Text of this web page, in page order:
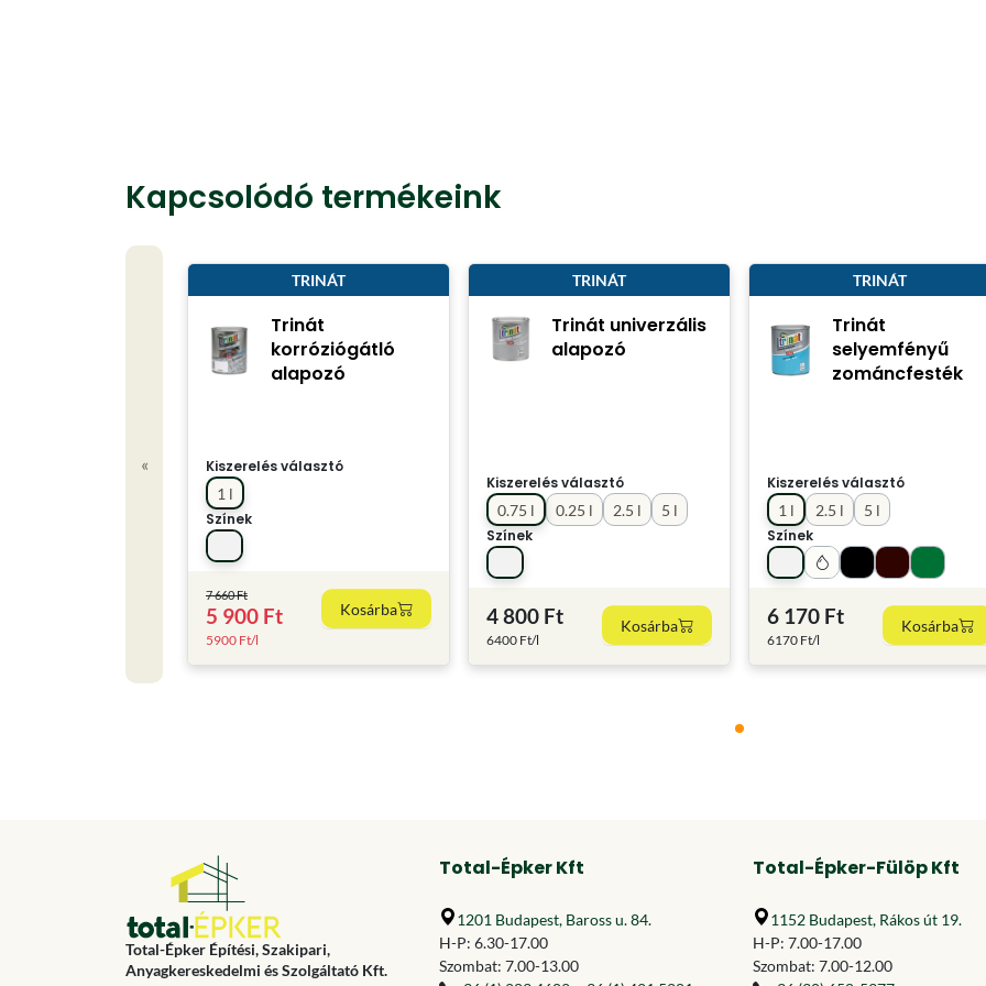
Kapcsolódó termékeink
«
TRINÁT
Trinát
korróziógátló
alapozó
Kiszerelés választó
1 l
Színek
7 660 Ft
5 900 Ft
5900 Ft/l
Kosárba
TRINÁT
Trinát univerzális
alapozó
Kiszerelés választó
0.25 l
0.75 l 2.5 l
5 l
Színek
4 800 Ft
6400 Ft/l
Kosárba
TRINÁT
Trinát
selyemfényű
zománcfesték
Kiszerelés választó
1 l
2.5 l
5 l
Színek
6 170 Ft
6170 Ft/l
Kosárba
Total-Épker Építési, Szakipari,
Anyagkereskedelmi és Szolgáltató Kft.
Total-Épker Kft
1201 Budapest, Baross u. 84.
H-P: 6.30-17.00
Szombat: 7.00-13.00
Total-Épker-Fülöp Kft
1152 Budapest, Rákos út 19.
H-P: 7.00-17.00
Szombat: 7.00-12.00